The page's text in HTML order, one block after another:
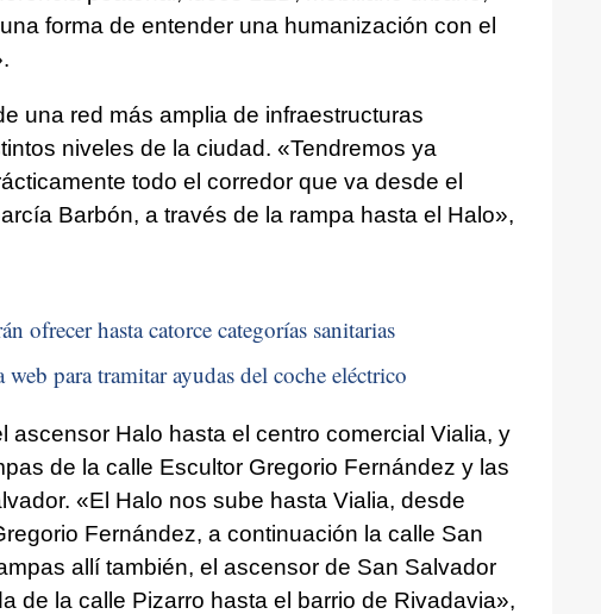
forma de entender una humanización con el
una red más amplia de infraestructuras
niveles de la ciudad. «Tendremos ya
todo el corredor que va desde el
Barbón, a través de la rampa hasta el Halo»,
ofrecer hasta catorce categorías sanitarias
para tramitar ayudas del coche eléctrico
ascensor Halo hasta el centro comercial Vialia, y
de la calle Escultor Gregorio Fernández y las
«El Halo nos sube hasta Vialia, desde
Fernández, a continuación la calle San
allí también, el ascensor de San Salvador
de la calle Pizarro hasta el barrio de Rivadavia»,